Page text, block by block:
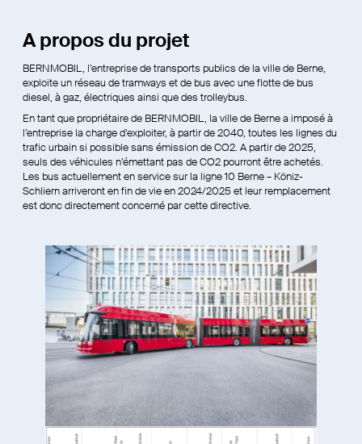
A propos du projet
BERNMOBIL, l’entreprise de transports publics de la ville de Berne,
exploite un réseau de tramways et de bus avec une flotte de bus
diesel, à gaz, électriques ainsi que des trolleybus.
En tant que propriétaire de BERNMOBIL, la ville de Berne a imposé à
l’entreprise la charge d’exploiter, à partir de 2040, toutes les lignes du
trafic urbain si possible sans émission de CO2. A partir de 2025,
seuls des véhicules n’émettant pas de CO2 pourront être achetés.
Les bus actuellement en service sur la ligne 10 Berne – Köniz-
Schliern arriveront en fin de vie en 2024/2025 et leur remplacement
est donc directement concerné par cette directive.